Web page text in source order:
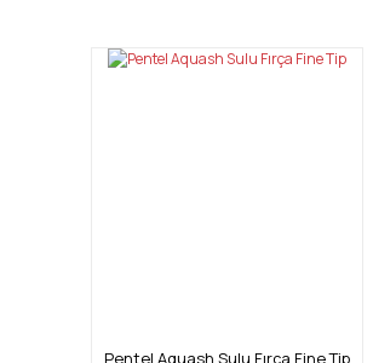
Pentel Aquash Sulu Fırça Fine Tip